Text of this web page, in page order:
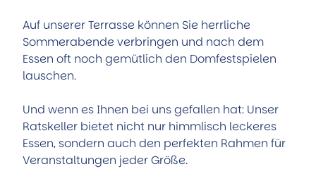
r
.
j
Auf unserer Terrasse können Sie herrliche
Sommerabende verbringen und nach dem
Essen oft noch gemütlich den Domfestspielen
lauschen.
Und wenn es Ihnen bei uns gefallen hat: Unser
Ratskeller bietet nicht nur himmlisch leckeres
Essen, sondern auch den perfekten Rahmen für
Veranstaltungen jeder Größe.